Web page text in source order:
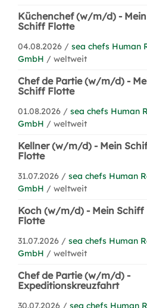
Küchenchef (w/m/d) - Mein
Schiff Flotte
04.08.2026 / sea chefs Human
GmbH / weltweit
Chef de Partie (w/m/d) -
Schiff Flotte
01.08.2026 / sea chefs Human
GmbH / weltweit
Kellner (w/m/d) - Mein
Flotte
31.07.2026 / sea chefs Human
GmbH / weltweit
Koch (w/m/d) - Mein Schiff
Flotte
31.07.2026 / sea chefs Human
GmbH / weltweit
Chef de Partie (w/m/d) -
Expeditionskreuzfahrt
30.07.2026 / sea chefs Human